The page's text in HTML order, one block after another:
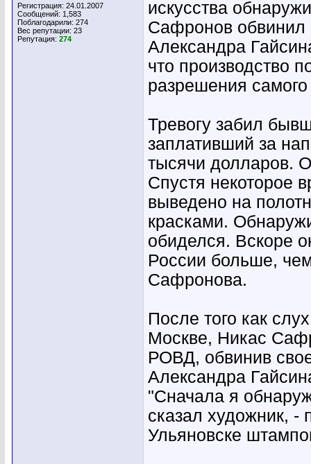
Регистрация: 24.01.2007
Сообщений: 1,583
Поблагодарили: 274
Вес репутации: 23
Репутация: 274
искусства
Сафронов обвинил
Александра
что производство
разрешения
Тревогу забил
заплативший за
тысячи долларов.
Спустя некоторое
выведено на
красками.
обиделся. Вскоре
России больше,
Сафронова.
После того как
Москве, Никас
РОВД, обвинив
Александра
"Сначала я
сказал художник, -
Ульяновске